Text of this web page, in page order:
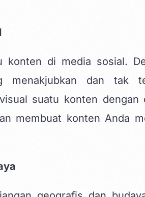
di media sosial.
menakjubkan dan tak
suatu konten dengan
membuat konten Anda